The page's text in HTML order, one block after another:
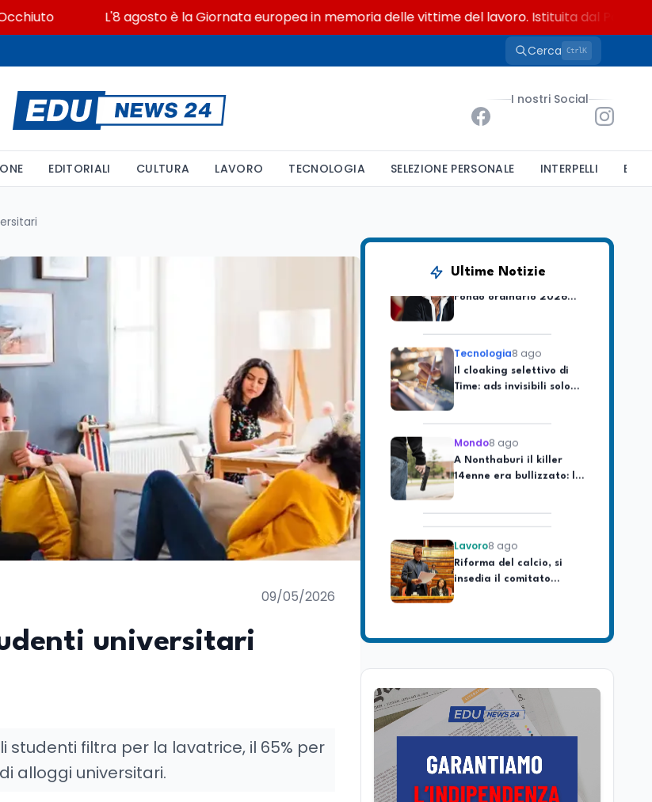
L'8 agosto è la Giornata europea in memoria delle vittime del lavoro. Istituita dal Parlamento
Cerca CtrlK
I nostri Social
EDITORIALI CULTURA LAVORO TECNOLOGIA SELEZIONE PERSONALE INTERPELLI
09/05/2026
universitari
studenti filtra per la lavatrice, il 65% per
alloggi universitari.
Ultime Notizie
Lavoro8 ago
insedia il comitato
ristretto al Senato. La
Mondo8 ago
L'8 agosto è la Giornata
europea in memoria
Marcinelle nel 1956
Università8 ago
Fondo ordinario 2026
Tecnologia8 ago
Il cloaking selettivo di
Time: ads invisibili solo
per i chatbot AI
Mondo8 ago
A Nonthaburi il killer
14enne era bullizzato: la
CZ-75 era del nonno
Lavoro8 ago
Riforma del calcio, si
insedia il comitato
ristretto al Senato. La
di Strasburgo in ricordo
dei minatori morti a
Marcinelle nel 1956
Università 8 ago
Università statali, il
Fondo ordinario 2026
sale a 9,415 miliardi, c'è
la firma della ministra
Bernini sul decreto
Tecnologia8 ago